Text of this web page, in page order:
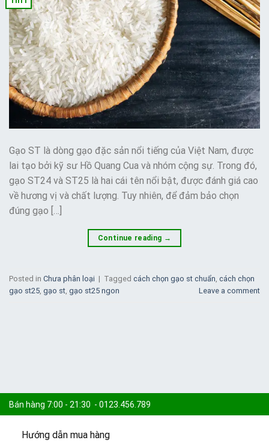
Gạo ST là dòng gạo đặc sản nổi tiếng của Việt Nam, được
lai tạo bởi kỹ sư Hồ Quang Cua và nhóm cộng sự. Trong đó,
gạo ST24 và ST25 là hai cái tên nổi bật, được đánh giá cao
về hương vị và chất lượng. Tuy nhiên, để đảm bảo chọn
đúng gạo […]
Continue reading →
Posted in Chưa phân loại | Tagged cách chọn gạo st chuẩn, cách chọn
gạo st25, gạo st, gạo st25 ngon Leave a comment
Bán hàng 7:00 - 21:30 - 0123.456.789
Khiếu nại 7:30 - 21:00 - 0123.456.789
Hướng dẫn mua hàng